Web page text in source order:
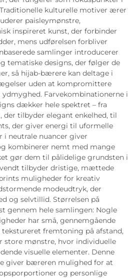
kulturelle motiver ærer
paisleymønstre,
inspireret kunst, der forbinder
mens udførelsen forbliver
samlinger introducerer
tematiske designs, der følger de
så hijab-bærere kan deltage i
uden at kompromittere
Farvekombinationerne i
dækker hele spektret – fra
tilbyder elegant enkelhed, til
der giver energi til uformelle
i neutrale nuancer giver
kombinerer nemt med mange
gør dem til pålidelige grundsten i
tilbyder dristige, mættede
muligheder for kreativ
modeudtryk, der
og selvtillid. Størrelsen på
gennem hele samlingen: Nogle
har små, gennemgående
tekstureret fremtoning på afstand,
store mønstre, hvor individuelle
visuelle elementer. Denne
giver bæreren mulighed for at
og personlige